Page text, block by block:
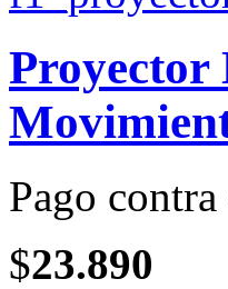
Proyector
Pago
$23.890